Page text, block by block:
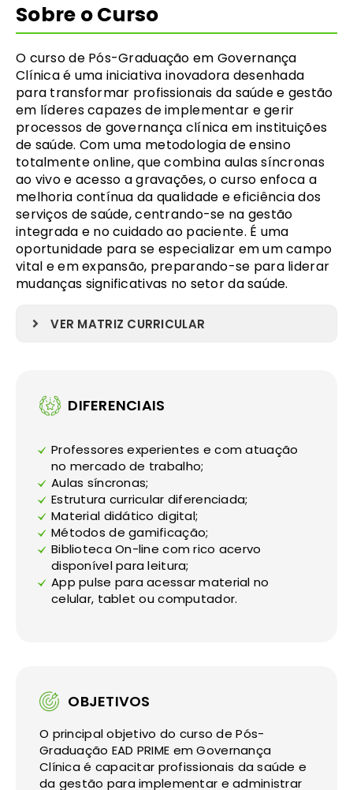
Sobre o Curso
O curso de Pós-Graduação em Governança
Clínica é uma iniciativa inovadora desenhada
para transformar profissionais da saúde e gestão
em líderes capazes de implementar e gerir
processos de governança clínica em instituições
de saúde. Com uma metodologia de ensino
totalmente online, que combina aulas síncronas
ao vivo e acesso a gravações, o curso enfoca a
melhoria contínua da qualidade e eficiência dos
serviços de saúde, centrando-se na gestão
integrada e no cuidado ao paciente. É uma
oportunidade para se especializar em um campo
vital e em expansão, preparando-se para liderar
mudanças significativas no setor da saúde.
VER MATRIZ CURRICULAR
DIFERENCIAIS
Professores experientes e com atuação
no mercado de trabalho;
Aulas síncronas;
Estrutura curricular diferenciada;
Material didático digital;
Métodos de gamificação;
Biblioteca On-line com rico acervo
disponível para leitura;
App pulse para acessar material no
celular, tablet ou computador.
OBJETIVOS
O principal objetivo do curso de Pós-
Graduação EAD PRIME em Governança
Clínica é capacitar profissionais da saúde e
da gestão para implementar e administrar